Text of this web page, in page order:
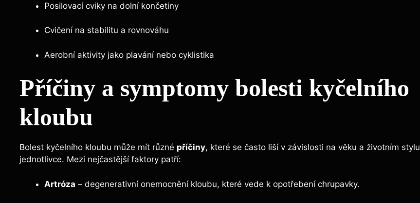
Posilovací cviky na ‍dolní ‍končetiny
Cvičení ⁣na stabilitu a rovnováhu
Aerobní aktivity jako plavání nebo cyklistika
Příčiny ​a symptomy ​bolesti ⁣kyčelního
kloubu
Bolest kyčelního kloubu může mít různé příčiny, které se ⁢často liší v závislosti na věku a životním stylu
jednotlivce. Mezi nejčastější faktory patří:
Artróza – degenerativní onemocnění kloubu, které vede k opotřebení chrupavky.